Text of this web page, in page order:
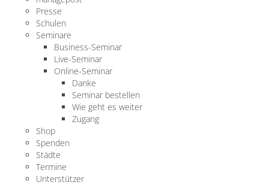
Presse
Schulen
Seminare
Business-Seminar
Live-Seminar
Online-Seminar
Danke
Seminar bestellen
Wie geht es weiter
Zugang
Shop
Spenden
Städte
Termine
Unterstützer